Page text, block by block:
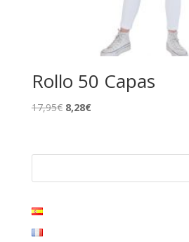
Rollo 50 Capas
17,95€ El
era:
8,28€El
es: